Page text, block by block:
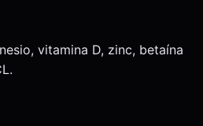
vitamina D, zinc, betaína